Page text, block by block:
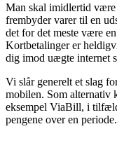
Man skal imidlertid være
frembyder varer til en
det for det meste være
Kortbetalinger er
dig imod uægte internet
Vi slår generelt et slag
mobilen. Som alternativ
eksempel ViaBill, i
pengene over en periode.